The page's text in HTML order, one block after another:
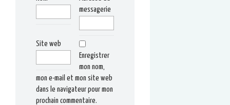
messagerie
Site web
Enregistrer
mon nom,
mon e-mail et mon site web
dans le navigateur pour mon
prochain commentaire.